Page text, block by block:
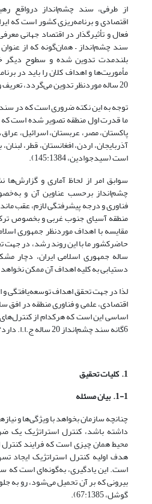
از طرفی، سند چشم‌انداز درواقع
فعال و تأثیرگذار در اقتصاد جهانی
سند چشم‌انداز – همان‌گونه که از
بلندمدت تدوین شده و سطوح دیگر
مأموریت‌ها و اهداف کلان را باید در
20 ساله موردنظر تدوین می‌گردد، تعریف و تبیین کرد.
توجه به این نکته ضروری است که در
ما قدرت اول منطقه تصویر شده است که
پاکستان، مصر، عربستان، اسرائیل،
آذربایجان، اردن، افغانستان، قطر،
است (سیدجوادین، 145:1384).
سوابق امر از لحاظ آماری و
چشم‌انداز برحسب عناوین آن و
منطقه آسیای جنوب غربی و بخصوص
مقایسه با اهداف موردنظر جمهوری
ساله جمهوری اسلامی ایران، دچار
دستیابی به کلیه اهداف آن ممکن نخواهد بود
لذا در جهت تحقق اهداف توسعه‌یافتگی و
اساسی این است که هرکدام از
6گانه سند چشم‌انداز 20 ساله ج.ا.ا. دارد؟ و میزان این تأثیر چقدر است؟
1. کلیات تحقیق
1-1. بیان مسئله
چنانچه سازمان بخواهد با ویژگی‌ها و
داشته باشد، کنترل استراتژیک
محیط همان چیزی است که فرایند
هدف اولیه کنترل استراتژیک ایجاد
است. این یادگیری، به‌گونه‌ای است که
بیرونی که بر آن تحمیل می‌شود، رو به
گوشل، 67:1385).